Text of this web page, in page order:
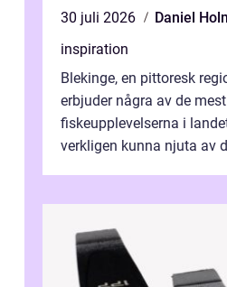
30 juli 2026
Daniel
inspiration
Blekinge, en pittoresk
erbjuder några av de
fiskeupplevelserna i
verkligen kunna njuta av